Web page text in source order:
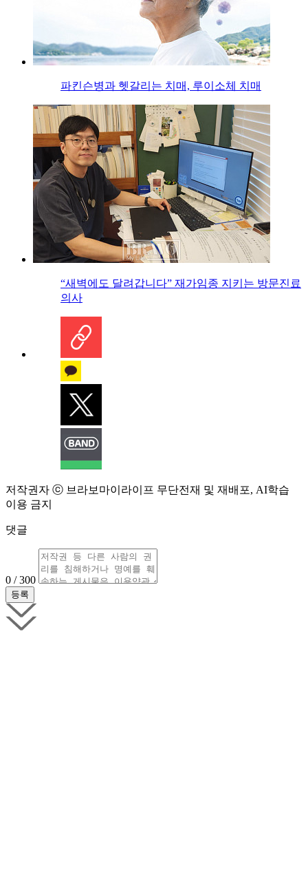
파킨슨병과 헷갈리는 치매, 루이소체 치매
“새벽에도 달려갑니다” 재가임종 지키는 방문진료
의사
저작권자 ⓒ 브라보마이라이프 무단전재 및 재배포, AI학습
이용 금지
댓글
0 / 300